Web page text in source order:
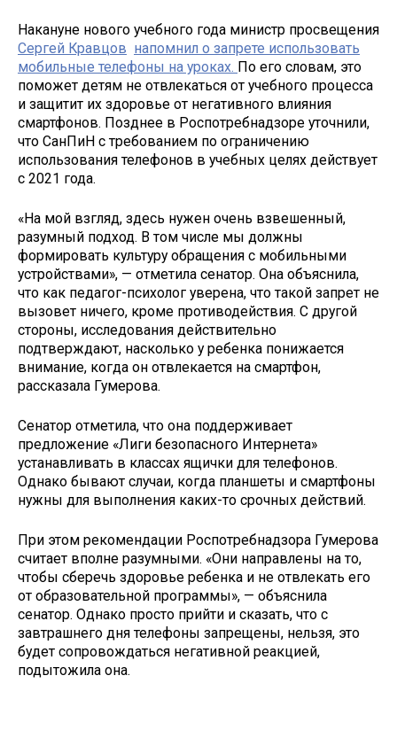
Накануне нового учебного года министр просвещения
Сергей Кравцов напомнил о запрете использовать
мобильные телефоны на уроках. По его словам, это
поможет детям не отвлекаться от учебного процесса
и защитит их здоровье от негативного влияния
смартфонов. Позднее в Роспотребнадзоре уточнили,
что СанПиН с требованием по ограничению
использования телефонов в учебных целях действует
с 2021 года.
«На мой взгляд, здесь нужен очень взвешенный,
разумный подход. В том числе мы должны
формировать культуру обращения с мобильными
устройствами», — отметила сенатор. Она объяснила,
что как педагог-психолог уверена, что такой запрет не
вызовет ничего, кроме противодействия. С другой
стороны, исследования действительно
подтверждают, насколько у ребенка понижается
внимание, когда он отвлекается на смартфон,
рассказала Гумерова.
Сенатор отметила, что она поддерживает
предложение «Лиги безопасного Интернета»
устанавливать в классах ящички для телефонов.
Однако бывают случаи, когда планшеты и смартфоны
нужны для выполнения каких-то срочных действий.
При этом рекомендации Роспотребнадзора Гумерова
считает вполне разумными. «Они направлены на то,
чтобы сберечь здоровье ребенка и не отвлекать его
от образовательной программы», — объяснила
сенатор. Однако просто прийти и сказать, что с
завтрашнего дня телефоны запрещены, нельзя, это
будет сопровождаться негативной реакцией,
подытожила она.